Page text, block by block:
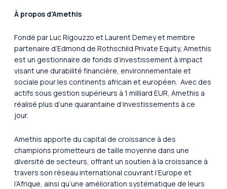
À propos d’Amethis
Fondé par Luc Rigouzzo et Laurent Demey et membre
partenaire d’Edmond de Rothschild Private Equity, Amethis
est un gestionnaire de fonds d’investissement à impact
visant une durabilité financière, environnementale et
sociale pour les continents africain et européen. Avec des
actifs sous gestion supérieurs à 1 milliard EUR, Amethis a
réalisé plus d’une quarantaine d’investissements à ce
jour.
Amethis apporte du capital de croissance à des
champions prometteurs de taille moyenne dans une
diversité de secteurs, offrant un soutien à la croissance à
travers son réseau international couvrant l’Europe et
l’Afrique, ainsi qu’une amélioration systématique de leurs